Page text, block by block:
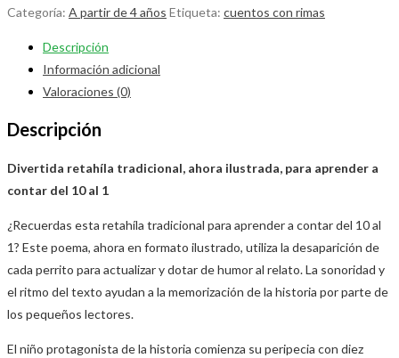
Categoría: A partir de 4 años Etiqueta: cuentos con rimas
Descripción
Información adicional
Valoraciones (0)
Descripción
Divertida retahíla tradicional, ahora ilustrada, para aprender a
contar del 10 al 1
¿Recuerdas esta retahíla tradicional para aprender a contar del 10 al
1? Este poema, ahora en formato ilustrado, utiliza la desaparición de
cada perrito para actualizar y dotar de humor al relato. La sonoridad y
el ritmo del texto ayudan a la memorización de la historia por parte de
los pequeños lectores.
El niño protagonista de la historia comienza su peripecia con diez